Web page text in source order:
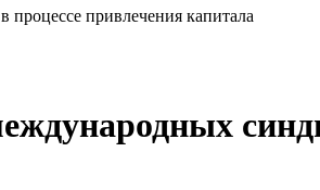
процессе привлечения капитала